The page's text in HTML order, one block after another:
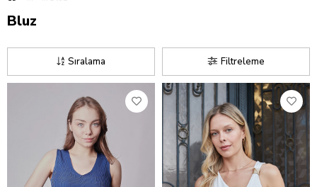
Bluz
Filtreleme
Sıralama